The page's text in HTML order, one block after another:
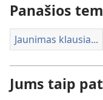
Panašios
Jaunimas klausia...
Jums taip